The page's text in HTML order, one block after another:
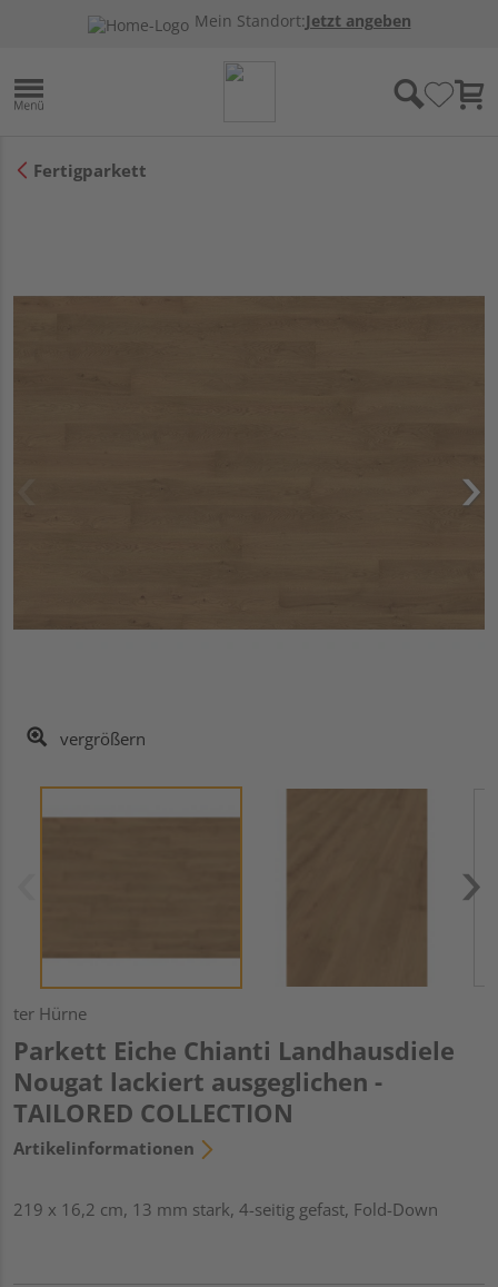
Mein Standort:Jetzt angeben
Fertigparkett
vergrößern
ter Hürne
Parkett Eiche Chianti Landhausdiele
Nougat lackiert ausgeglichen -
TAILORED COLLECTION
Artikelinformationen
219 x 16,2 cm, 13 mm stark, 4-seitig gefast, Fold-Down